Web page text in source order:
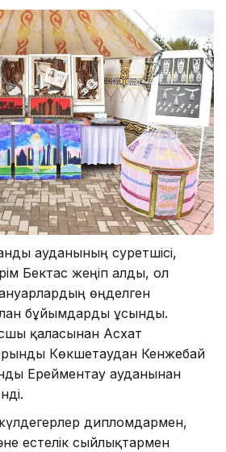
ауданының суретшісі,
Бектас жеңіп алды, ол
өңделген
бұйымдарды ұсынды.
қаласынан Асхат
Көкшетаудан Кенжебай
Ерейментау ауданынан
дипломдармен,
естелік сыйлықтармен